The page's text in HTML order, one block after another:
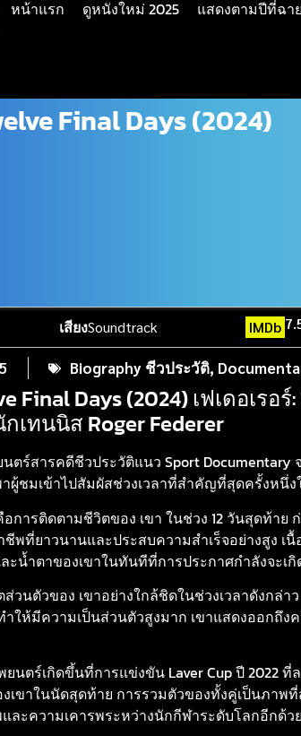
หน้าแรก ดูหนังใหม่ 2025 แสดงตามปีที่ฉาย
Final Days (2024)
เสียงSoundtrack IMDb
Biography ชีวประวัติ,
Final Days (2024) เฟเดอเ
เทนนิส Roger Federer
นตร์สารคดีชีวประวัติแนว Sport
ผู้ชมเข้าไปสัมผัสช่วงเวลาที่สำคัญที่สุดครั้งหนึ่ง
การติดตามชีวิตของ เขา ในช่วง 12 วันสุดท้าย
พที่ยาวนานและประสบความสำเร็จอย่างสูง เ
น้ำตาของเขาในทันทีที่การประกาศกำลังจะเ
วนตัวของ เขาอย่างใกล้ชิดในช่วงเวลาดังกล่
ให้มีความเป็นส่วนตัวสูงมาก เขาแสดงออกถึง
นตร์เกิดขึ้นที่การแข่งขัน Laver Cup ปี 2022
เขาในนัดสุดท้าย การรวมตัวของทั้งคู่เป็นภาพ
ละความเคารพระหว่างนักกีฬาระดับโลกอีกด้วย